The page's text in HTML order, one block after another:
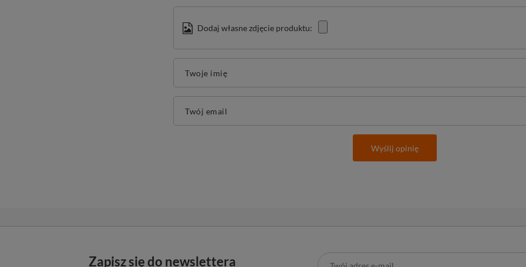
Dodaj własne zdjęcie produktu:
Twoje imię
Twój email
Wyślij opinię
Zapisz się do newslettera